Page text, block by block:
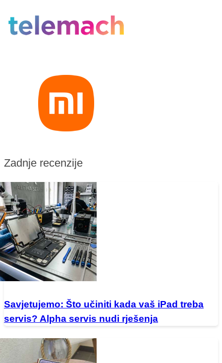
Zadnje recenzije
Savjetujemo: Što učiniti kada vaš iPad treba
servis? Alpha servis nudi rješenja